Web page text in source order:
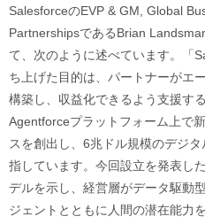
SalesforceのEVP & GM, Global
PartnershipsであるBrian
て、次のように述べています。「
ち上げた目的は、パートナーがエ
構築し、収益化できるよう支援す
Agentforceプラットフォーム上で
スを創出し、6兆ドル規模のデジ
指しています。今回設立を発表し
デルを示し、経営層がデータ駆動
ジェントとともに人間の潜在能力